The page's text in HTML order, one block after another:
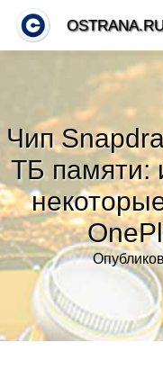
Чип
ТБ памяти:
Тренды новостей»
Рубрики»
Правила»
Контакт»